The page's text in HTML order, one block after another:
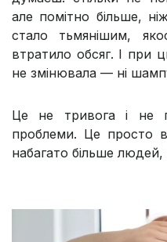
але помітно більше,
стало тьмянішим,
втратило обсяг. І при
не змінювала — ні
Це не тривога і не
проблеми. Це просто
набагато більше